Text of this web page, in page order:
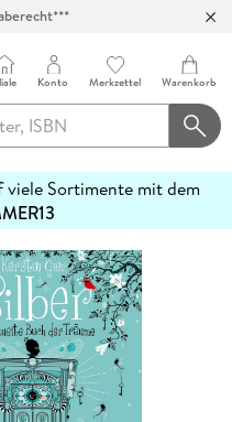
Konto Merkzettel Warenkorb
Sortimente mit dem